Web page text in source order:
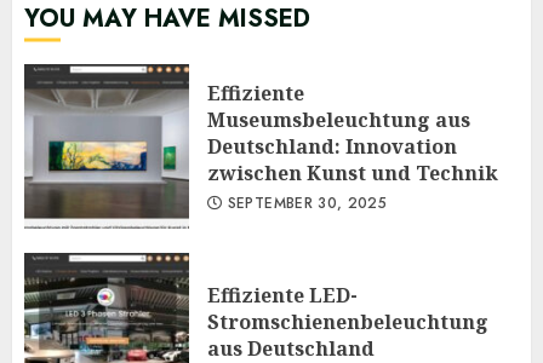
YOU MAY HAVE MISSED
Effiziente
Museumsbeleuchtung aus
Deutschland: Innovation
zwischen Kunst und Technik
SEPTEMBER 30, 2025
Effiziente LED-
Stromschienenbeleuchtung
aus Deutschland